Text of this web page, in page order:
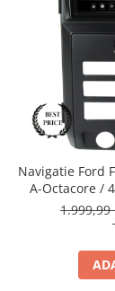
Navigatie Ford
A-Octacore /
Inch - AD-